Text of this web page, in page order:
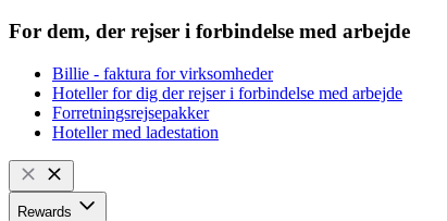
For dem, der rejser i forbindelse med arbejde
Billie - faktura for virksomheder
Hoteller for dig der rejser i forbindelse med arbejde
Forretningsrejsepakker
Hoteller med ladestation
Rewards